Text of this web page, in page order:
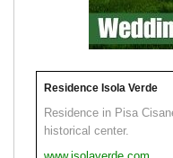
Residence Isola Verde
Residence in Pisa
historical center.